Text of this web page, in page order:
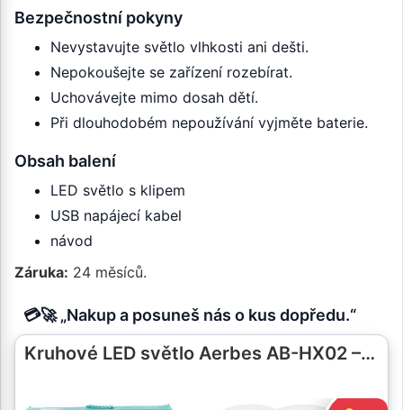
Bezpečnostní pokyny
Nevystavujte světlo vlhkosti ani dešti.
Nepokoušejte se zařízení rozebírat.
Uchovávejte mimo dosah dětí.
Při dlouhodobém nepoužívání vyjměte baterie.
Obsah balení
LED světlo s klipem
USB napájecí kabel
návod
Záruka: 24 měsíců.
💳🚀 „Nakup a posuneš nás o kus dopředu.“
Kruhové LED světlo Aerbes AB-HX02 –…